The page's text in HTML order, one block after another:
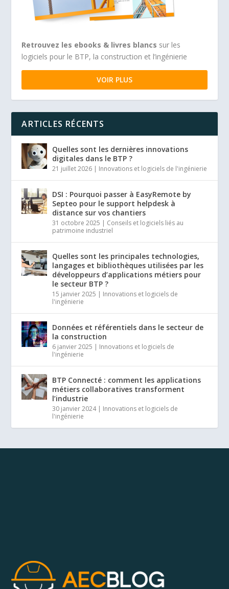
Retrouvez les ebooks & livres blancs sur les
logiciels pour le BTP, la construction et l’ingénierie
VOIR PLUS
ARTICLES RÉCENTS
Quelles sont les dernières innovations
digitales dans le BTP ?
21 juillet 2026 | Innovations et logiciels de l'ingénierie
DSI : Pourquoi passer à EasyRemote by
Septeo pour le support helpdesk à
distance sur vos chantiers
31 octobre 2025 | Conseils et logiciels liés au
patrimoine industriel
Quelles sont les principales technologies,
langages et bibliothèques utilisées par les
développeurs d’applications métiers pour
le secteur BTP ?
15 janvier 2025 | Innovations et logiciels de
l'ingénierie
Données et référentiels dans le secteur de
la construction
6 janvier 2025 | Innovations et logiciels de
l'ingénierie
BTP Connecté : comment les applications
métiers collaboratives transforment
l’industrie
30 janvier 2024| Innovations et logiciels de
l'ingénierie